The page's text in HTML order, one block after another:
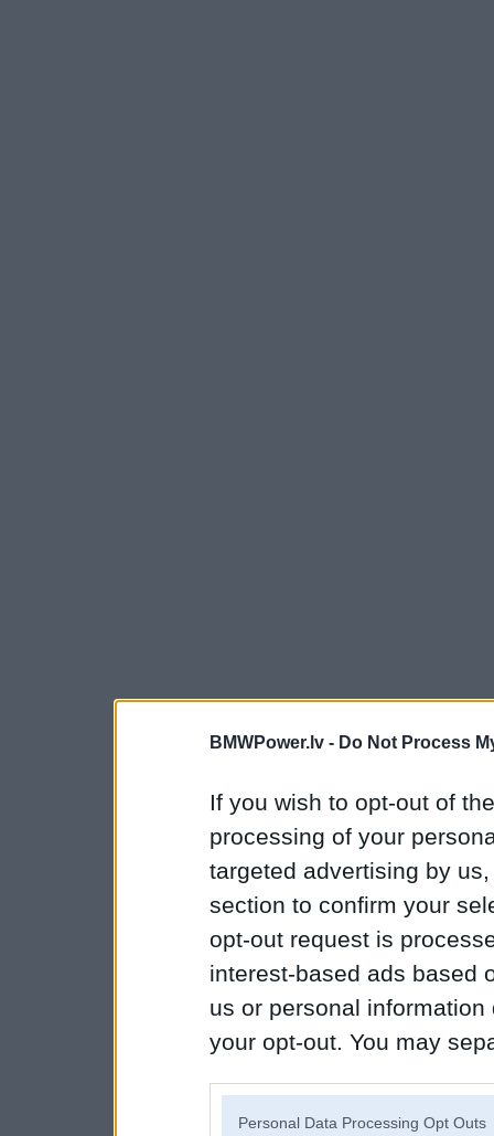
BMWPower.lv - Do Not Process
If you wish to opt-out of
processing of your
targeted advertising by
section to confirm your
opt-out request is
interest-based ads based
us or personal
your opt-out. You may
Personal Data Processing Opt Outs